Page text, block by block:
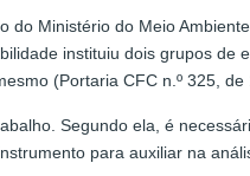
Ministério do Meio
instituiu dois grupos de
(Portaria CFC n.º 325,
Segundo ela, é
para auxiliar na